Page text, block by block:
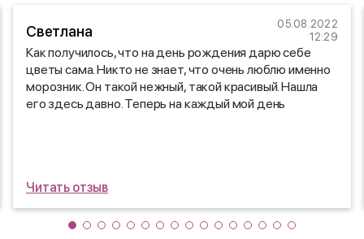
Светлана
05.08.2022
12:29
Как получилось, что на день рождения дарю себе
цветы сама. Никто не знает, что очень люблю именно
морозник. Он такой нежный, такой красивый. Нашла
его здесь давно. Теперь на каждый мой день
Читать отзыв